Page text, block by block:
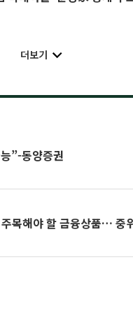
더보기
”-동양증권
목해야 할 금융상품… 중